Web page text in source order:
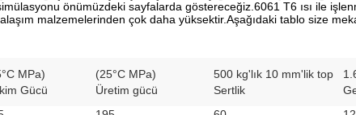
önümüzdeki sayfalarda göstereceğiz.6061 T6 ısı ile
malzemelerinden çok daha yüksektir.Aşağıdaki tablo size
MPa)
Gücü
(25°C MPa)
Üretim gücü
500 kg'lık 10 mm'lik top
Sertlik